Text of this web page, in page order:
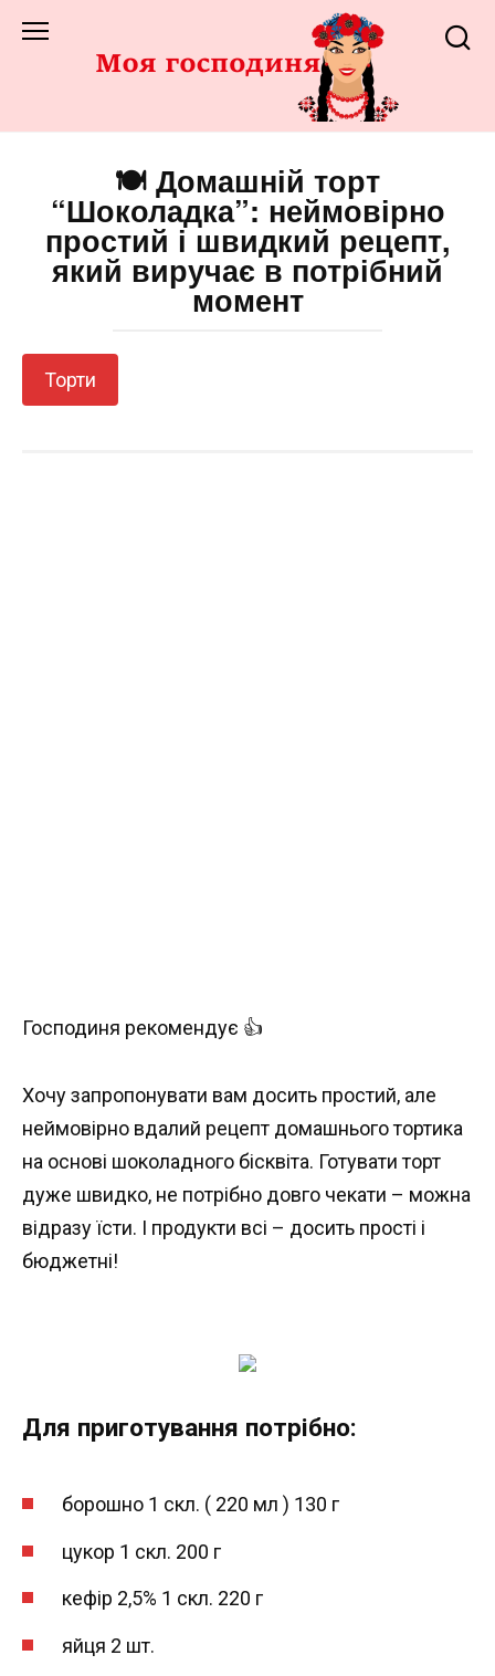
до
🍽️ Домашній торт
“Шоколадка”: неймовірно
простий і швидкий рецепт,
який виручає в потрібний
момент
Торти
Господиня рекомендує 👍
Хочу запропонувати вам досить простий, але
неймовірно вдалий рецепт домашнього тортика
на основі шоколадного бісквіта. Готувати торт
дуже швидко, не потрібно довго чекати – можна
відразу їсти. І продукти всі – досить прості і
бюджетні!
Для приготування потрібно:
борошно 1 скл. ( 220 мл ) 130 г
цукор 1 скл. 200 г
кефір 2,5% 1 скл. 220 г
яйця 2 шт.